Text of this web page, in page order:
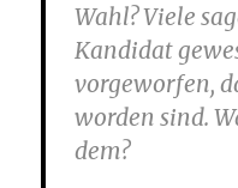
Wahl? Viele
Kandidat
vorgeworfen,
worden sind.
dem?